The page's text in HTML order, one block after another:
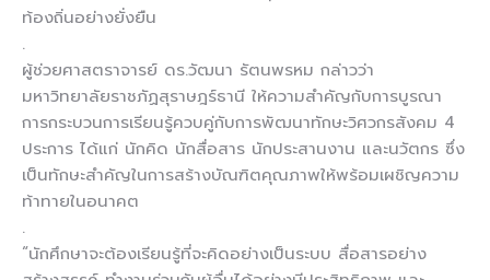
ท้องถิ่นอย่างยั่งยืน
.
ผู้ช่วยศาสตราจารย์ ดร.วัฒนา รัตนพรหม กล่าวว่า
มหาวิทยาลัยราชภัฏสุราษฎร์ธานี ให้ความสำคัญกับการบูรณา
การกระบวนการเรียนรู้ควบคู่กับการพัฒนาทักษะวิศวกรสังคม 4
ประการ ได้แก่ นักคิด นักสื่อสาร นักประสานงาน และนวัตกร ซึ่ง
เป็นทักษะสำคัญในการสร้างบัณฑิตคุณภาพให้พร้อมเผชิญความ
ท้าทายในอนาคต
.
“นักศึกษาจะต้องเรียนรู้ที่จะคิดอย่างเป็นระบบ สื่อสารอย่าง